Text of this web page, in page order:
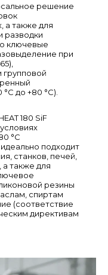
решение
а также для
разводки
ключевые
при
групповой
до +80 °C).
180 SiF
°C
подходит
станков, печей,
также для
резины
спиртам
(соответствие
директивам